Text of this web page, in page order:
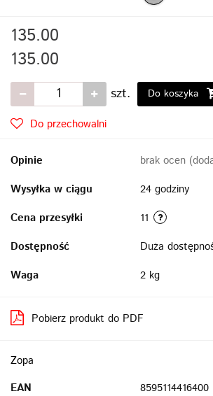
135.00
135.00
szt. Do koszyka
Do przechowalni
Opinie brak ocen
Wysyłka w ciągu
24 godziny
Cena przesyłki
11
Dostępność
Duża
Waga
2 kg
Pobierz produkt do PDF
Zopa
EAN
8595114416400